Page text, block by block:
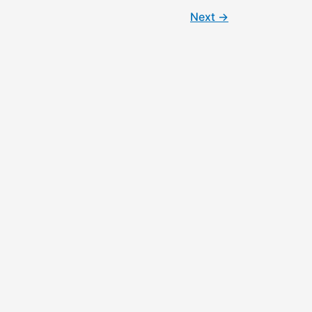
Next →